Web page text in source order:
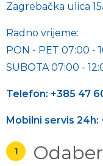
Zagrebačka ulica
Radno vrijeme:
PON - PET 07:00 -
SUBOTA 07:00 -
Telefon: +385 47
Mobilni servis
1